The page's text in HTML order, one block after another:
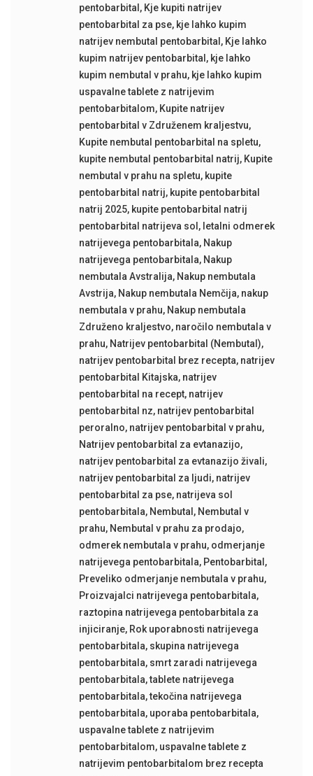
pentobarbital , Kje kupiti natrijev
pentobarbital za pse, kje lahko kupim
natrijev nembutal pentobarbital , Kje lahko
kupim natrijev pentobarbital , kje lahko
kupim nembutal v prahu, kje lahko kupim
uspavalne tablete z natrijevim
pentobarbitalom, Kupite natrijev
pentobarbital v Združenem kraljestvu,
Kupite nembutal pentobarbital na spletu,
kupite nembutal pentobarbital natrij, Kupite
nembutal v prahu na spletu, kupite
pentobarbital natrij, kupite pentobarbital
natrij 2025, kupite pentobarbital natrij
pentobarbital natrijeva sol , letalni odmerek
natrijevega pentobarbitala, Nakup
natrijevega pentobarbitala, Nakup
nembutala Avstralija, Nakup nembutala
Avstrija, Nakup nembutala Nemčija, nakup
nembutala v prahu, Nakup nembutala
Združeno kraljestvo, naročilo nembutala v
prahu, Natrijev pentobarbital (Nembutal),
natrijev pentobarbital brez recepta, natrijev
pentobarbital Kitajska, natrijev
pentobarbital na recept, natrijev
pentobarbital nz, natrijev pentobarbital
peroralno, natrijev pentobarbital v prahu,
Natrijev pentobarbital za evtanazijo,
natrijev pentobarbital za evtanazijo živali,
natrijev pentobarbital za ljudi, natrijev
pentobarbital za pse, natrijeva sol
pentobarbitala, Nembutal , Nembutal v
prahu, Nembutal v prahu za prodajo,
odmerek nembutala v prahu, odmerjanje
natrijevega pentobarbitala, Pentobarbital ,
Preveliko odmerjanje nembutala v prahu,
Proizvajalci natrijevega pentobarbitala,
raztopina natrijevega pentobarbitala za
injiciranje, Rok uporabnosti natrijevega
pentobarbitala, skupina natrijevega
pentobarbitala, smrt zaradi natrijevega
pentobarbitala,tablete natrijevega
pentobarbitala,tekočina natrijevega
pentobarbitala, uporaba pentobarbitala,
uspavalne tablete z natrijevim
pentobarbitalom, uspavalne tablete z
natrijevim pentobarbitalom brez recepta